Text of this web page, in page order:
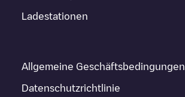
Ladestationen
Allgemeine Geschäftsbedingungen
Datenschutzrichtlinie